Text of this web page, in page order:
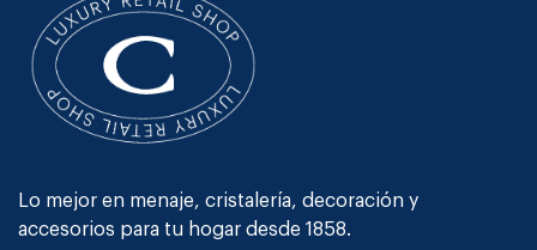
Lo mejor en menaje, cristalería, decoración y
accesorios para tu hogar desde 1858.